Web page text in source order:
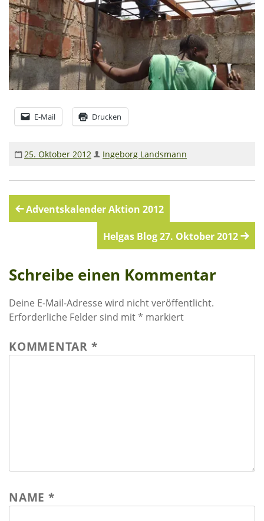
E-Mail Drucken
25. Oktober 2012 Ingeborg Landsmann
Beitragsnavigation
Adventskalender Aktion 2012
Helgas Blog 27. Oktober 2012
Schreibe einen Kommentar
Deine E-Mail-Adresse wird nicht veröffentlicht.
Erforderliche Felder sind mit* markiert
KOMMENTAR *
NAME *